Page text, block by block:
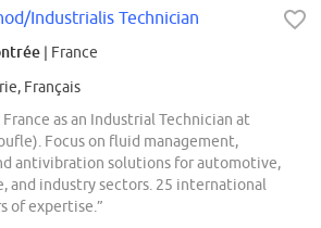
Industrialis Technician
| France
Français
as an Industrial Technician at
Focus on fluid management,
antivibration solutions for automotive,
and industry sectors. 25 international
of expertise.”